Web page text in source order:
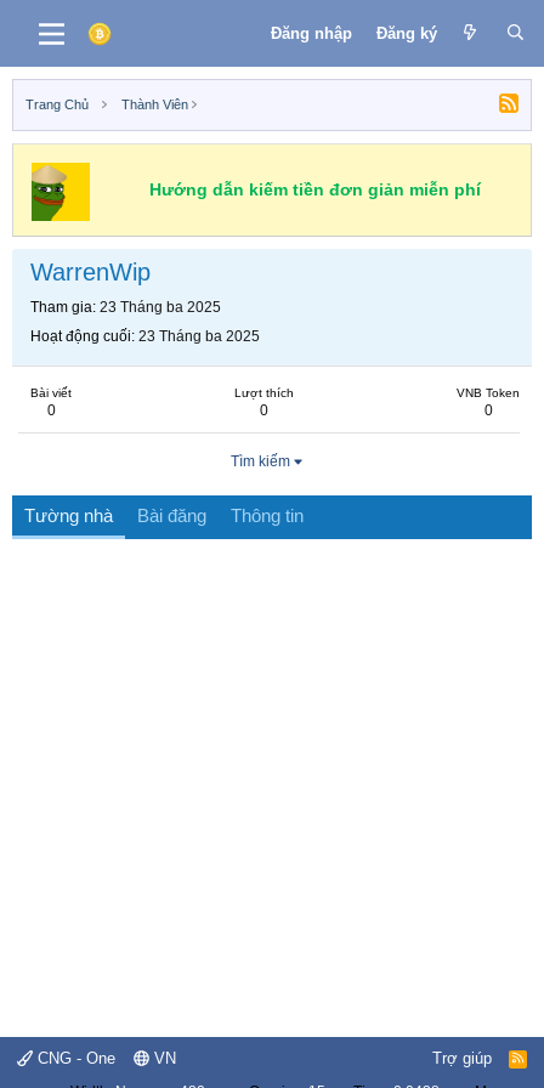
Đăng nhập Đăng ký
Trang Chủ Thành Viên
Hướng dẫn kiếm tiền đơn giản miễn phí
WarrenWip
Tham gia 23 Tháng ba 2025
Hoạt động cuối 23 Tháng ba 2025
Bài viết
0
Lượt thích
0
VNB Token
0
Tìm kiếm
Tường nhà Bài đăng Thông tin
CNG - One VN Trợ giúp
R